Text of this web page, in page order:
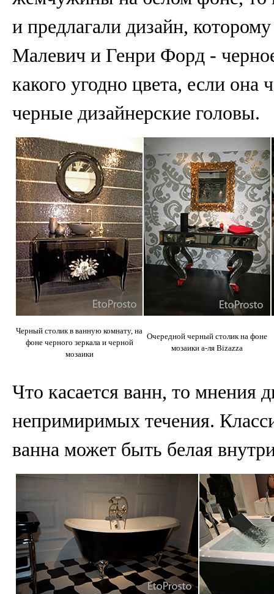
и предлагали дизайн,
Малевич и Генри Форд -
какого угодно цвета, если
черные дизайнерские головы.
Черный столик в ванную комнату, на
фоне черного зеркала и черной
мозаики
Очередной черный столик на фоне
мозаики а-ля Bizazza
Что касается ванн, то мнения
непримиримых течения.
ванна может быть белая